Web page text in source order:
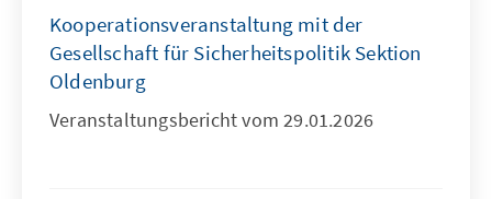
Kooperationsveranstaltung mit der
Gesellschaft für Sicherheitspolitik Sektion
Oldenburg
Veranstaltungsbericht vom 29.01.2026